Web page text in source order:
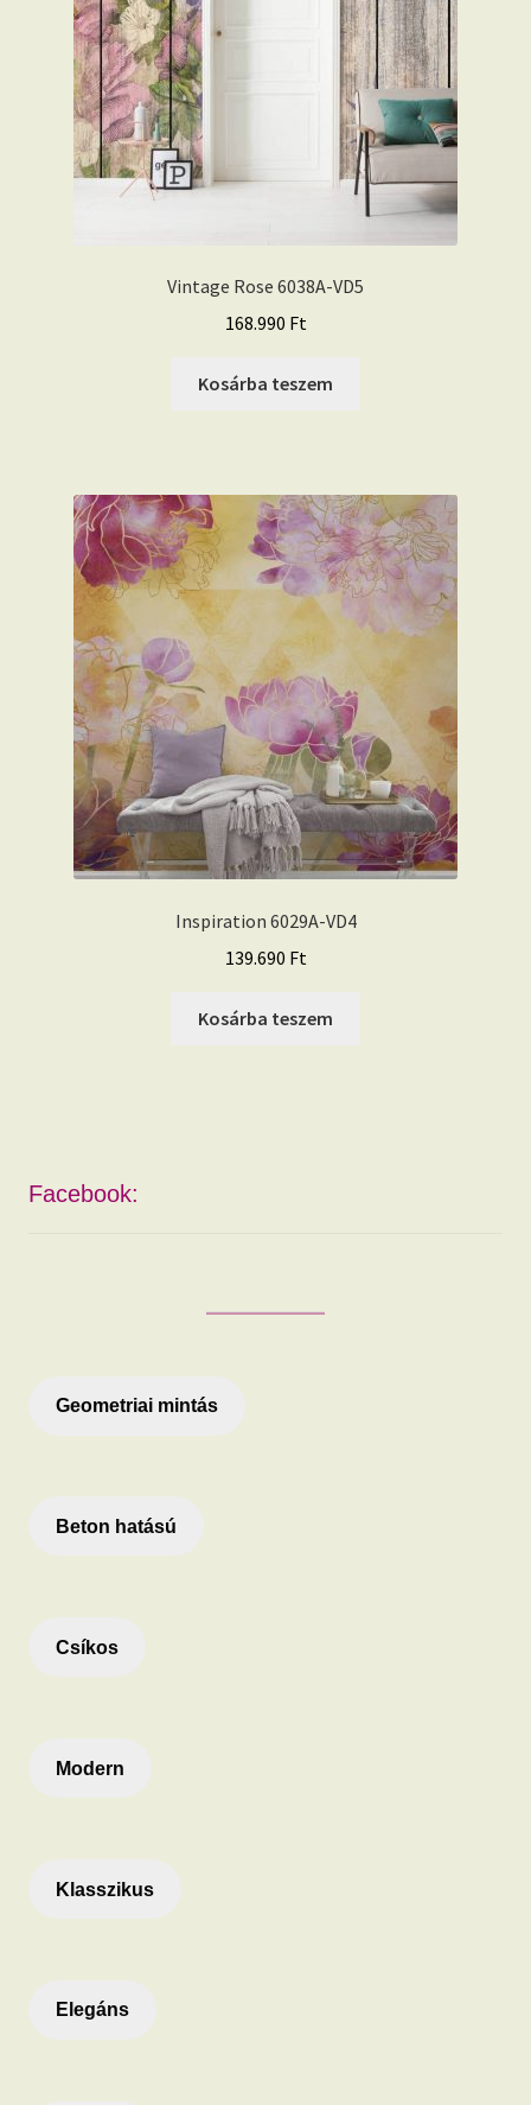
Vintage Rose 6038A-VD5
168.990 Ft
Kosárba teszem
Inspiration 6029A-VD4
139.690 Ft
Kosárba teszem
Facebook:
Geometriai mintás
Beton hatású
Csíkos
Modern
Klasszikus
Elegáns